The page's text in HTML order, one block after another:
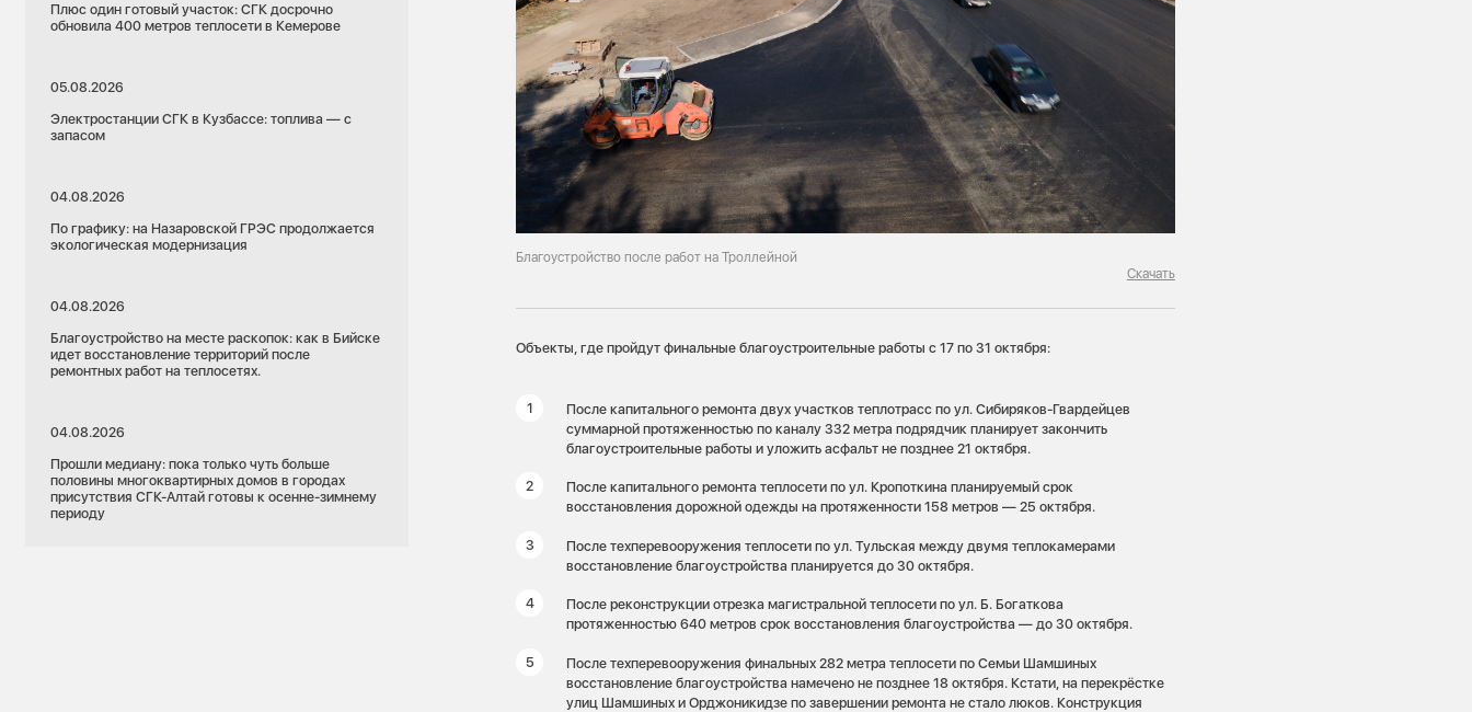
Плюс один готовый участок: СГК досрочно
обновила 400 метров теплосети в Кемерове
05.08.2026
Электростанции СГК в Кузбассе: топлива — с
запасом
04.08.2026
По графику: на Назаровской ГРЭС продолжается
экологическая модернизация
04.08.2026
Благоустройство на месте раскопок: как в Бийске
идет восстановление территорий после
ремонтных работ на теплосетях.
04.08.2026
Прошли медиану: пока только чуть больше
половины многоквартирных домов в городах
присутствия СГК-Алтай готовы к осенне-зимнему
периоду
Благоустройство после работ на Троллейной
Скачать
Объекты, где пройдут финальные благоустроительные работы с 17 по 31 октября:
После капитального ремонта двух участков теплотрасс по ул. Сибиряков-Гвардейцев
суммарной протяженностью по каналу 332 метра подрядчик планирует закончить
благоустроительные работы и уложить асфальт не позднее 21 октября.
После капитального ремонта теплосети по ул. Кропоткина планируемый срок
восстановления дорожной одежды на протяженности 158 метров — 25 октября.
После техперевооружения теплосети по ул. Тульская между двумя теплокамерами
восстановление благоустройства планируется до 30 октября.
После реконструкции отрезка магистральной теплосети по ул. Б. Богаткова
протяженностью 640 метров срок восстановления благоустройства — до 30 октября.
После техперевооружения финальных 282 метра теплосети по Семьи Шамшиных
восстановление благоустройства намечено не позднее 18 октября. Кстати, на перекрёстке
улиц Шамшиных и Орджоникидзе по завершении ремонта не стало люков. Конструкция